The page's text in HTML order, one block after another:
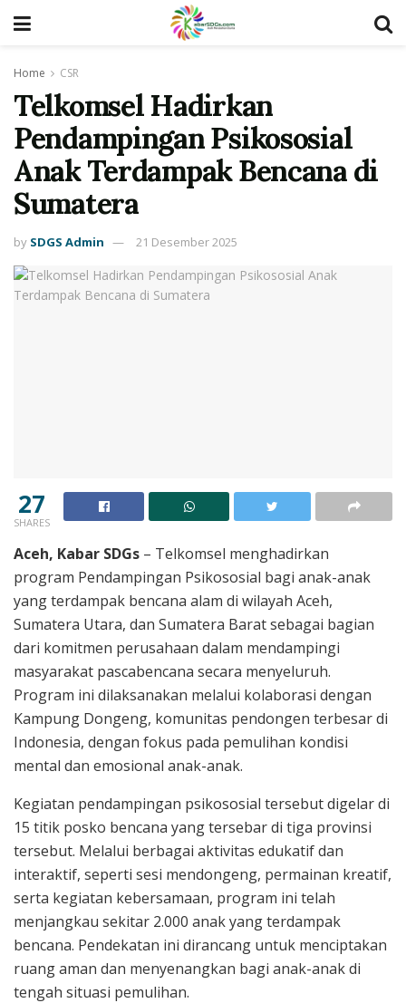
Home CSR
Telkomsel Hadirkan
Pendampingan Psikososial
Anak Terdampak Bencana di
Sumatera
by SDGS Admin 21 Desember 2025
27
SHARES
Aceh, Kabar SDGs – Telkomsel menghadirkan
program Pendampingan Psikososial bagi anak-anak
yang terdampak bencana alam di wilayah Aceh,
Sumatera Utara, dan Sumatera Barat sebagai bagian
dari komitmen perusahaan dalam mendampingi
masyarakat pascabencana secara menyeluruh.
Program ini dilaksanakan melalui kolaborasi dengan
Kampung Dongeng, komunitas pendongen terbesar di
Indonesia, dengan fokus pada pemulihan kondisi
mental dan emosional anak-anak.
Kegiatan pendampingan psikososial tersebut digelar di
15 titik posko bencana yang tersebar di tiga provinsi
tersebut. Melalui berbagai aktivitas edukatif dan
interaktif, seperti sesi mendongeng, permainan kreatif,
serta kegiatan kebersamaan, program ini telah
menjangkau sekitar 2.000 anak yang terdampak
bencana. Pendekatan ini dirancang untuk menciptakan
ruang aman dan menyenangkan bagi anak-anak di
tengah situasi pemulihan.